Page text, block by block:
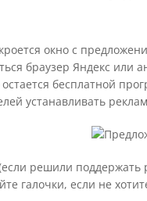
окно с
браузер Яндекс или
бесплатной
устанавливать
решили
галочки, если не